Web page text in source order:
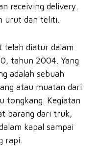
receiving delivery.
urut dan teliti.
telah diatur dalam
tahun 2004. Yang
adalah sebuah
atau muatan dari
tongkang. Kegiatan
barang dari truk,
kapal sampai
rapi.